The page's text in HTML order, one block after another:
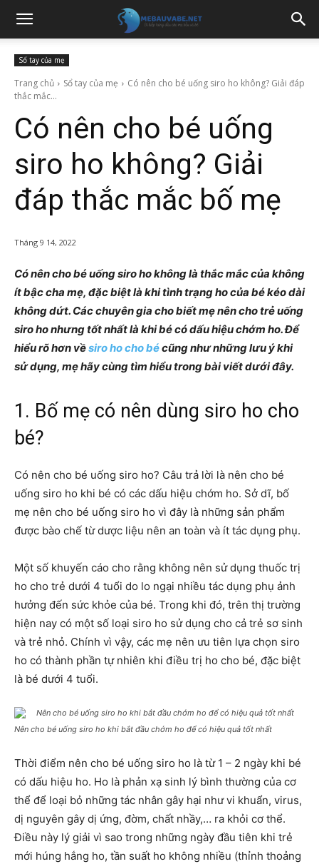
Sổ tay của mẹ
Trang chủ Sổ tay của mẹ
Có nên cho bé uống siro ho không? Giải đáp
thắc mắc...
Có nên cho bé uống
siro ho không? Giải
đáp thắc mắc bố mẹ
Tháng 9 14, 2022
Có nên cho bé uống siro ho không là thắc mắc của không
ít bậc cha mẹ, đặc biệt là khi tình trạng ho của bé kéo dài
không dứt. Các chuyên gia cho biết mẹ nên cho trẻ uống
siro ho nhưng tốt nhất là khi bé có dấu hiệu chớm ho. Để
hiểu rõ hơn vềsiro ho cho bécũng như những lưu ý khi
sử dụng, mẹ hãy cùng tìm hiểu trong bài viết dưới đây.
1. Bố mẹ có nên dùng siro ho cho
bé?
Có nên cho bé uống siro ho? Câu trả lời là nên cho bé
uống siro ho khi bé có các dấu hiệu chớm ho. Sở dĩ, bố
mẹ nên cho bé uống siro ho vì đây là những sản phẩm
được bào chế từ dược liệu nên an toàn và ít tác dụng phụ.
Một số khuyến cáo cho rằng không nên sử dụng thuốc trị
ho cho trẻ dưới 4 tuổi do lo ngại nhiều tác dụng phụ ảnh
hưởng đến sức khỏe của bé. Trong khi đó, trên thị trường
hiện nay có một số loại siro ho sử dụng cho cả trẻ sơ sinh
và trẻ nhỏ. Chính vì vậy, các mẹ nên ưu tiên lựa chọn siro
ho có thành phần tự nhiên khi điều trị ho cho bé, đặc biệt
là bé dưới 4 tuổi.
Nên cho bé uống siro ho khi bắt đầu chớm ho để có hiệu quả tốt nhất
Thời điểm nên cho bé uống siro ho là từ 1 – 2 ngày khi bé
có dấu hiệu ho. Ho là phản xạ sinh lý bình thường của cơ
thể để loại bỏ những tác nhân gây hại như vi khuẩn, virus,
dị nguyên gây dị ứng, đờm, chất nhầy,… ra khỏi cơ thể.
Điều này lý giải vì sao trong những ngày đầu tiên khi trẻ
mới húng hắng ho, tần suất ho không nhiều (thỉnh thoảng